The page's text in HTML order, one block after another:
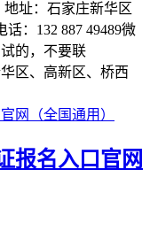
址：石家庄新华区
：132 887 49489微
的，不要联
区、高新区、桥西
报名入口官网